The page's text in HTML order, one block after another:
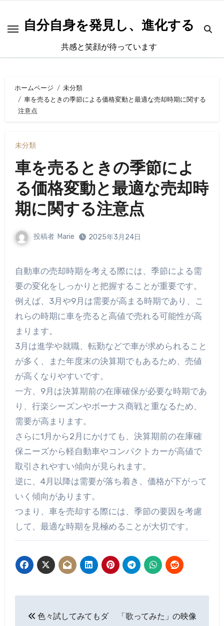
自分自身を発見し、進化する
共感と笑顔が待っています
ホームページ
未分類
車を売るときの季節による価格変動と最適な売却時期に関する
注意点
未分類
車を売るときの季節によ
る価格変動と最適な売却時
期に関する注意点
投稿者 Marie 2025年3月24日
自動車の売却時期を考える際には、季節による需
要の変化をしっかりと把握することが重要です。
例えば、3月や9月は需要が高まる時期であり、こ
れらの時期に車を売ると高値で売れる可能性が高
まります。
3月は進学や就職、転勤などで車が求められること
が多く、また年度末の決算期でもあるため、売値
が高くなりやすいです。
一方、9月は決算期前の在庫確保が必要な時期であ
り、行楽シーズンやボーナス商戦と重なるため、
需要が高まります。
さらに1月から2月にかけても、決算期前の在庫確
保ニーズから軽自動車やコンパクトカーが高値で
取引されやすい傾向が見られます。
逆に、4月以降は需要が落ち着き、価格が下がって
いく傾向があります。
つまり、車を売却する際には、季節の要因を考慮
して、最適な時期を見極めることが大切です。
色々試してみてもダ
「歌ってみた」の映像